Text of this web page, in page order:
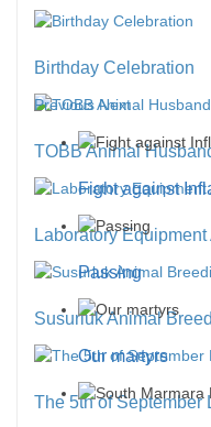
Birthday Celebration
TOBB Animal
Laboratory
Susurluk Animal
The 5th of September
Previous Next
Fight against
Passing
Our martyrs